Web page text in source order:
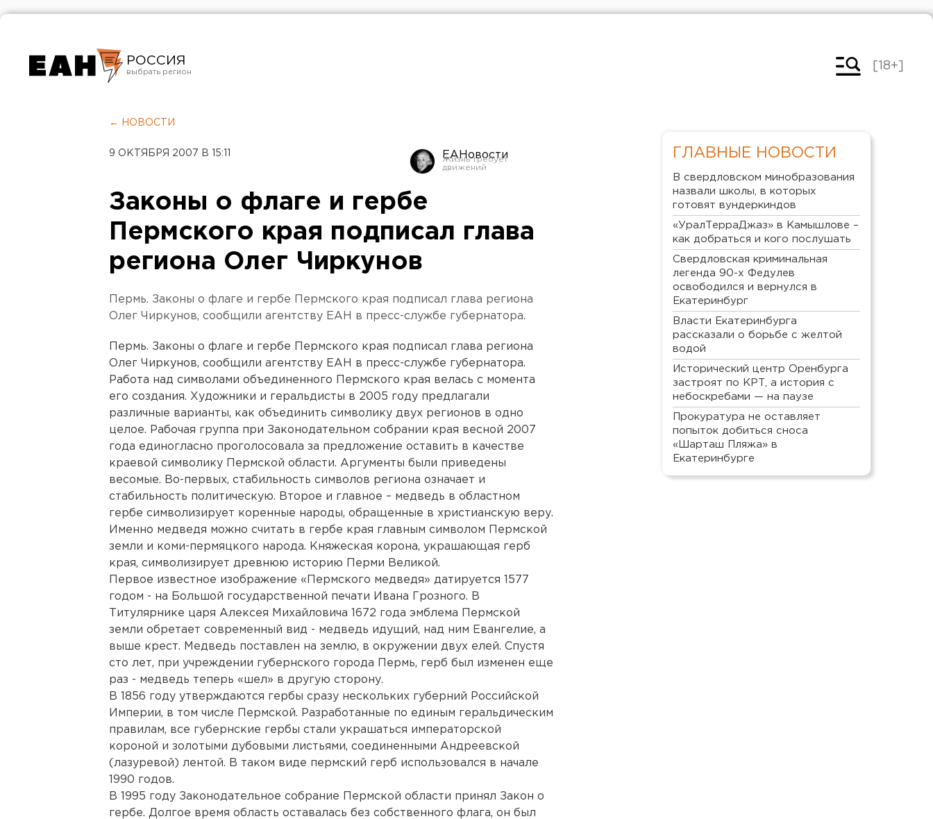
РОССИЯ
Челябинск
[18+]
← НОВОСТИ
9 ОКТЯБРЯ 2007 В 15:11 ЕАНовости
Законы о флаге и гербе
Пермского края подписал глава
региона Олег Чиркунов
Пермь. Законы о флаге и гербе Пермского края подписал глава региона
Олег Чиркунов, сообщили агентству ЕАН в пресс-службе губернатора.
Пермь. Законы о флаге и гербе Пермского края подписал глава региона
Олег Чиркунов, сообщили агентству ЕАН в пресс-службе губернатора.
Работа над символами объединенного Пермского края велась с момента
его создания. Художники и геральдисты в 2005 году предлагали
различные варианты, как объединить символику двух регионов в одно
целое. Рабочая группа при Законодательном собрании края весной 2007
года единогласно проголосовала за предложение оставить в качестве
краевой символику Пермской области. Аргументы были приведены
весомые. Во-первых, стабильность символов региона означает и
стабильность политическую. Второе и главное – медведь в областном
гербе символизирует коренные народы, обращенные в христианскую веру.
Именно медведя можно считать в гербе края главным символом Пермской
земли и коми-пермяцкого народа. Княжеская корона, украшающая герб
края, символизирует древнюю историю Перми Великой.
Первое известное изображение «Пермского медведя» датируется 1577
годом - на Большой государственной печати Ивана Грозного. В
Титулярнике царя Алексея Михайловича 1672 года эмблема Пермской
земли обретает современный вид - медведь идущий, над ним Евангелие, а
выше крест. Медведь поставлен на землю, в окружении двух елей. Спустя
сто лет, при учреждении губернского города Пермь, герб был изменен еще
раз - медведь теперь «шел» в другую сторону.
В 1856 году утверждаются гербы сразу нескольких губерний Российской
Империи, в том числе Пермской. Разработанные по единым геральдическим
правилам, все губернские гербы стали украшаться императорской
короной и золотыми дубовыми листьями, соединенными Андреевской
(лазуревой) лентой. В таком виде пермский герб использовался в начале
1990 годов.
В 1995 году Законодательное собрание Пермской области принял Закон о
гербе. Долгое время область оставалась без собственного флага, он был
ГЛАВНЫЕ НОВОСТИ
В свердловском минобразования
назвали школы, в которых
готовят вундеркиндов
«УралТерраДжаз» в Камышлове –
как добраться и кого послушать
Свердловская криминальная
легенда 90-х Федулев
освободился и вернулся в
Екатеринбург
Власти Екатеринбурга
рассказали о борьбе с желтой
водой
Исторический центр Оренбурга
застроят по КРТ, а история с
небоскребами — на паузе
Прокуратура не оставляет
попыток добиться сноса
«Шарташ Пляжа» в
Екатеринбурге